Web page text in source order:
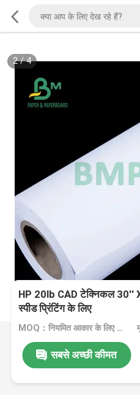
2/4
HP 20lb CAD टेक्निकल 30'' X
स्पीड प्रिंटिंग के लिए
MOQ：नियमित आकार के लिए 5 रोल, विशेष आकार के लिए 200 रोल
सबसे अच्छी कीमत